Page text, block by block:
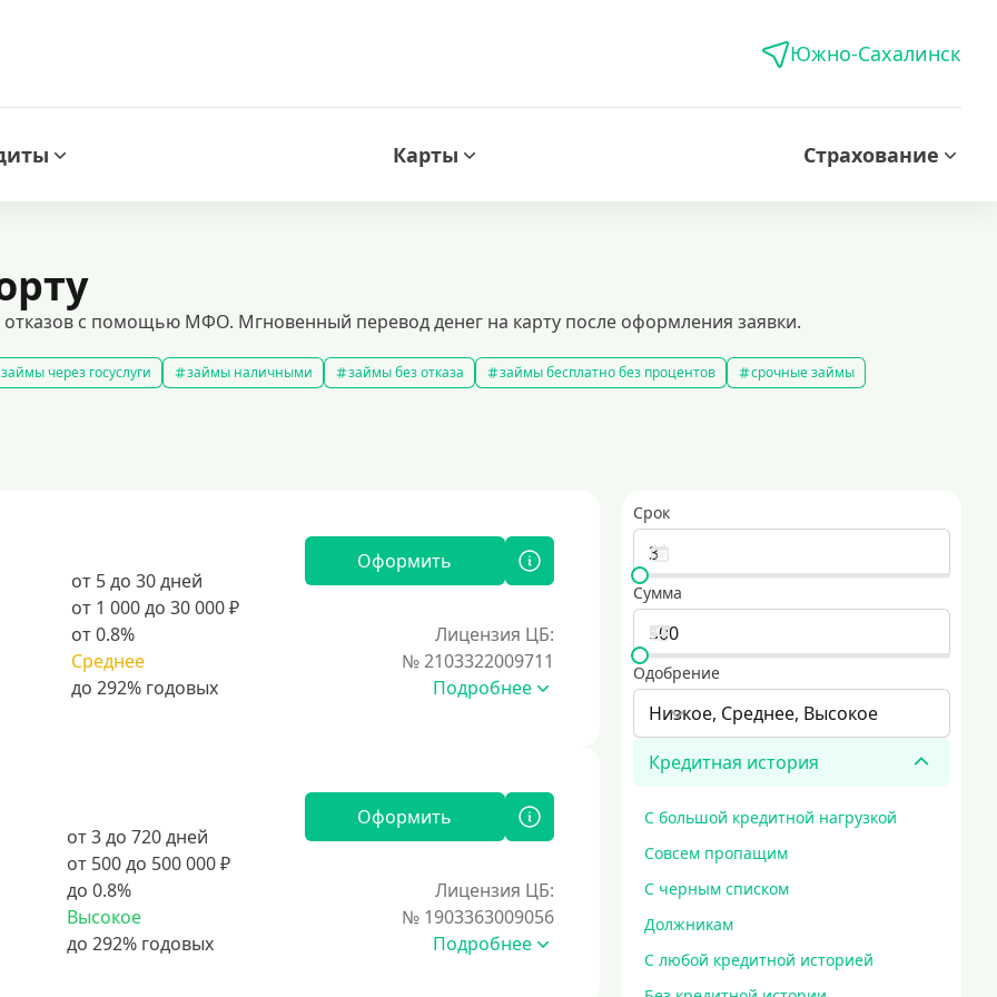
Южно-Сахалинск
Карты Страхование
отказов с помощью МФО. Мгновенный перевод денег на карту после оформления заявки.
займы через госуслуги займы наличными займы без отказа займы бесплатно без процентов
срочные займы
Срок
Сумма
Одобрение
Низкое, Среднее, Высокое
Кредитная история
С большой кредитной нагрузкой
Совсем пропащим
С черным списком
Должникам
С любой кредитной историей
от 5 до 30 дней
от 1 000 до 30 000 ₽
от 0.8%
Среднее
Оформить
Лицензия ЦБ:
№ 2103322009711
Подробнее
от 3 до 720 дней
от 500 до 500 000 ₽
до 0.8%
Высокое
Оформить
Лицензия ЦБ:
№ 1903363009056
Подробнее